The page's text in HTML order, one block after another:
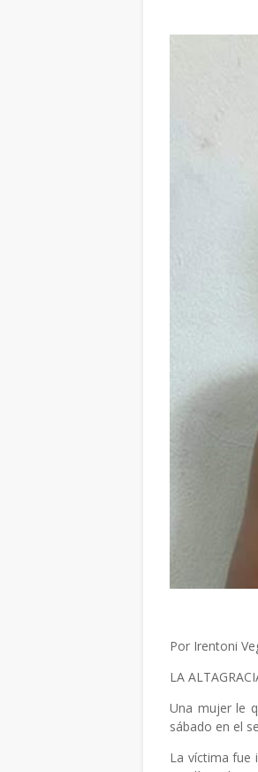
Por Irentoni
LA
Una mujer le
sábado en el
La víctima fue